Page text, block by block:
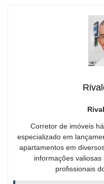
Corretor de imóveis
especializado em
apartamentos em
informações
profissionais